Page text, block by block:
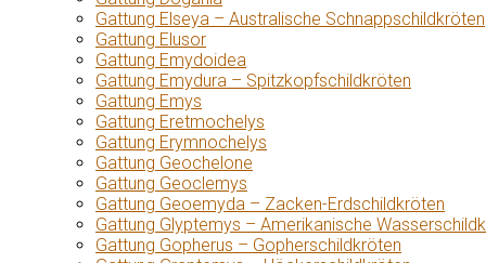
Gattung Elseya – Australische Schnappschildkröten
Gattung Elusor
Gattung Emydoidea
Gattung Emydura – Spitzkopfschildkröten
Gattung Emys
Gattung Eretmochelys
Gattung Erymnochelys
Gattung Geochelone
Gattung Geoclemys
Gattung Geoemyda – Zacken-Erdschildkröten
Gattung Glyptemys – Amerikanische
Gattung Gopherus – Gopherschildkröten